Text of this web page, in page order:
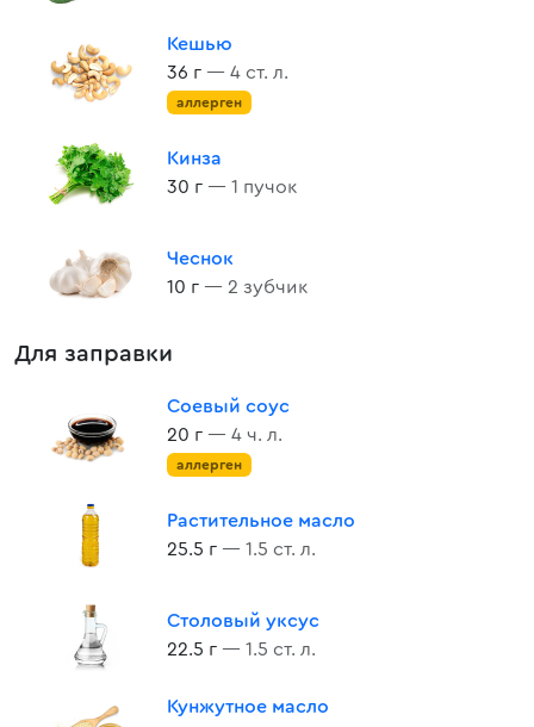
Кешью
36 г — 4 ст. л.
аллерген
Кинза
30 г — 1 пучок
Чеснок
10 г — 2 зубчик
Для заправки
Соевый соус
20 г — 4 ч. л.
аллерген
Растительное масло
25.5 г — 1.5 ст. л.
Столовый уксус
22.5 г — 1.5 ст. л.
Кунжутное масло